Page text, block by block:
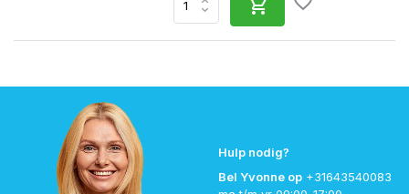
Hulp nodig?
Bel Yvonne op +31643540083